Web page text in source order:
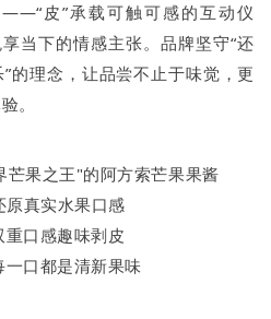
皮”承载可触可感的互动仪
当下的情感主张。品牌坚守“还
的理念，让品尝不止于味觉，更
。
果之王"的阿方索芒果果酱
真实水果口感
口感趣味剥皮
口都是清新果味